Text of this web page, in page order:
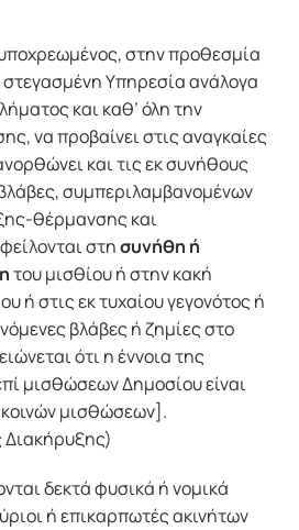
στην προθεσμία
Υπηρεσία ανάλογα
και καθ’ όλη την
να προβαίνει στις αναγκαίες
και τις εκ συνήθους
συμπεριλαμβανομένων
θέρμανσης και
στησυνήθη ή
του μισθίου ή στην κακή
ή στις εκ τυχαίου γεγονότος ή
βλάβες ή ζημίες στο
ότι η έννοια της
μισθώσεων Δημοσίου είναι
μισθώσεων].
δεκτά φυσικά ή νομικά
ή επικαρπωτές ακινήτων